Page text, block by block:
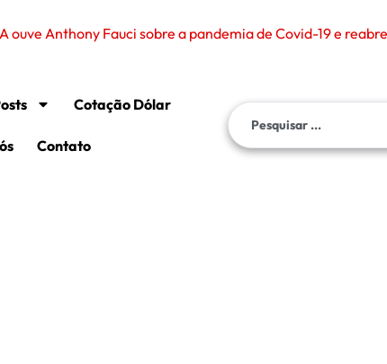
ouve Anthony Fauci sobre a pandemia de Covid-19 e
Cotação Dólar
Contato